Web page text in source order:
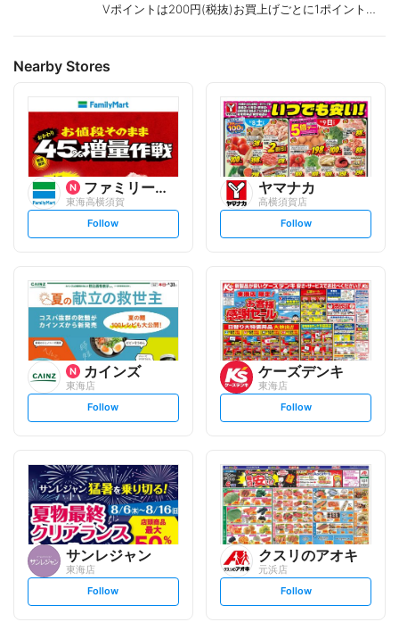
Vポイントは200円(税抜)お買上げごとに1ポイント進
Nearby Stores
ファミリーマート
東海高横須賀
s
t
l
o
w
Follow
ヤマナカ
高横須賀店
s
t
l
o
w
Follow
カインズ
東海店
s
t
l
o
w
Follow
ケーズデンキ
東海店
s
t
l
o
w
Follow
サンレジャン
東海店
s
t
Follow
クスリのアオキ
元浜店
s
t
Follow